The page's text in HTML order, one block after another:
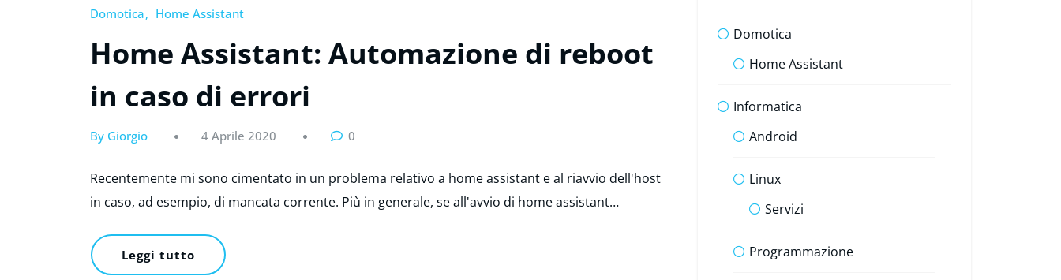
Domotica Home Assistant
Home Assistant: Automazione di reboot
in caso di errori
By Giorgio 4 Aprile 2020 0
Recentemente mi sono cimentato in un problema relativo a home assistant e al riavvio dell'host
in caso, ad esempio, di mancata corrente. Più in generale, se all'avvio di home assistant…
Leggi tutto
Domotica
Home Assistant
Informatica
Android
Linux
Servizi
Programmazione